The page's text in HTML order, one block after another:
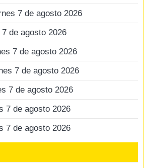
7 de agosto 2026
de agosto 2026
7 de agosto 2026
7 de agosto 2026
7 de agosto 2026
7 de agosto 2026
7 de agosto 2026